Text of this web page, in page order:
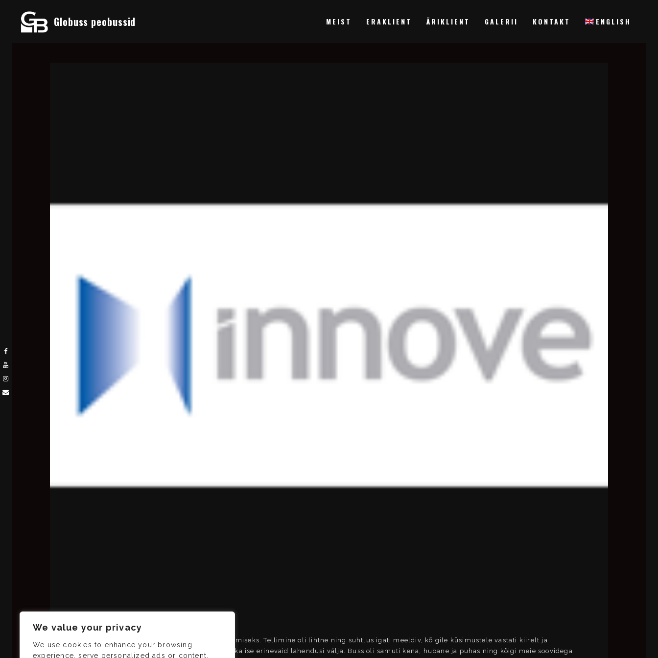
We value your privacy
We use cookies to enhance your browsing
experience, serve personalized ads or content,
MEIST ERAKLIENT ÄRIKLIENT GALERII KONTAKT ENGLISH
Globuss peobussid
Kasutasime peobussi teenust jõuluseminari läbiviimiseks. Tellimine oli lihtne ning suhtlus igati meeldiv, kõigile küsimustele vastati kiirelt ja
asjatundlikult. Tore oli, et teenuse osutaja pakkus ka ise erinevaid lahendusi välja. Buss oli samuti kena, hubane ja puhas ning kõigi meie soovidega